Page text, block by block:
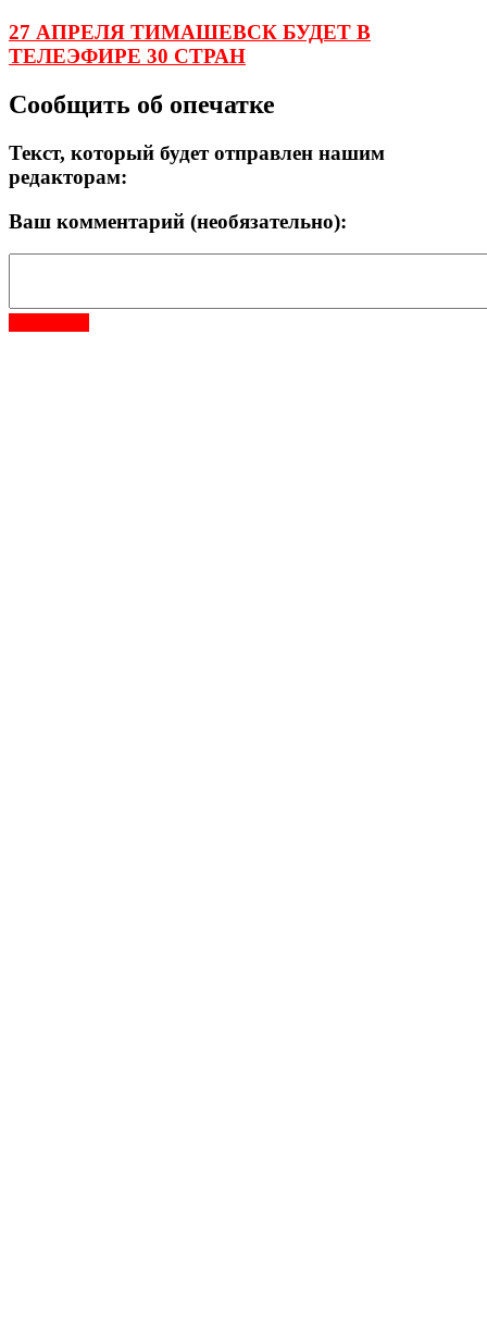
27 АПРЕЛЯ ТИМАШЕВСК БУДЕТ В
ТЕЛЕЭФИРЕ 30 СТРАН
Сообщить об опечатке
Текст, который будет отправлен нашим
редакторам:
Ваш комментарий (необязательно):